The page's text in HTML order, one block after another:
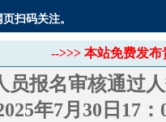
扫码关注。
-->>> 本站免费发
员报名审核通过
年7月30日17：